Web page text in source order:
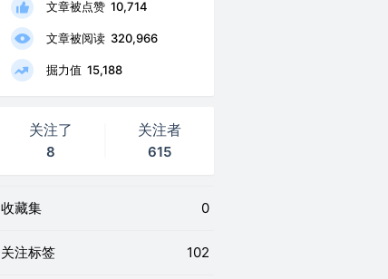
文章被点赞 10,714
文章被阅读 320,966
掘力值 15,188
关注了
8
关注者
615
收藏集 0
关注标签 102